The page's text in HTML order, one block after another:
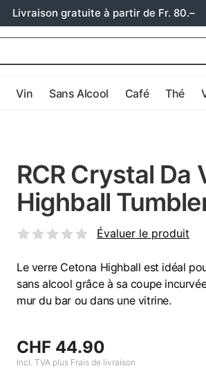
Livraison gratuite à partir de Fr. 80.–
Vin Sans Alcool Café Thé
RCR Crystal Da
Highball
Évaluer le produit
Le verre Cetona Highball est idéal
sans alcool grâce à sa coupe
mur du bar ou dans une vitrine.
CHF 44.90
Incl. TVA plus Frais de livraison